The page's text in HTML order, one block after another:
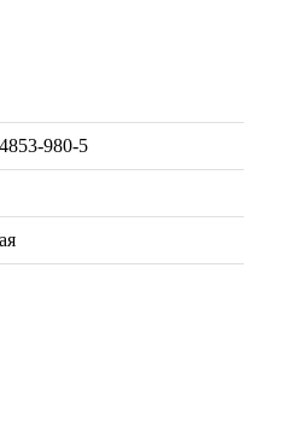
980-5